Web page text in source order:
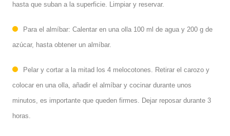
hasta que suban a la superficie. Limpiar y reservar.
Para el almíbar: Calentar en una olla 100 ml de agua y 200 g de
azúcar, hasta obtener un almíbar.
Pelar y cortar a la mitad los 4 melocotones. Retirar el carozo y
colocar en una olla, añadir el almíbar y cocinar durante unos
minutos, es importante que queden firmes. Dejar reposar durante 3
horas.